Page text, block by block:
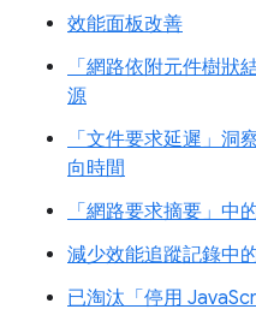
效能面板改善
「網路依附元件樹狀
源
「文件要求延遲」洞
向時間
「網路要求摘要」中
減少效能追蹤記錄中
已淘汰「停用